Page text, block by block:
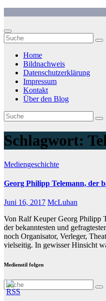
springen
Home
Bildnachweis
Datenschutzerklärung
Impressum
Kontakt
Über den Blog
Schlagwort:
Mediengeschichte
Georg Philipp Telemann, der
Juni 16, 2017 McLuhan
Von Ralf Keuper Georg Philipp
der bekanntesten und
noch Organisator, Verleger,
vielseitig. In gewisser Hinsicht
Medienstil folgen